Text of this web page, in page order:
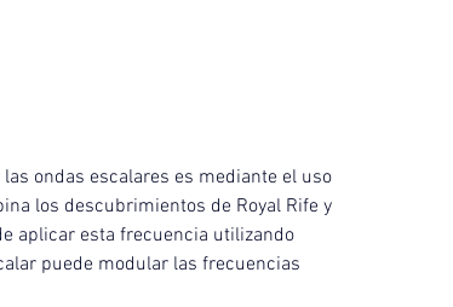
ondas escalares es mediante el uso
los descubrimientos de Royal Rife y
aplicar esta frecuencia utilizando
puede modular las frecuencias